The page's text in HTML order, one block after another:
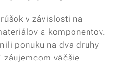
v závislosti na
a komponentov.
ponuku na dva druhy
väčšie